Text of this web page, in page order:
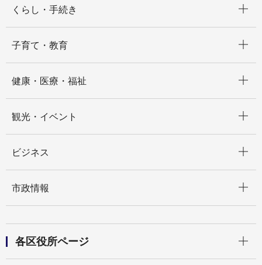
くらし・手続き
子育て・教育
健康・医療・福祉
観光・イベント
ビジネス
市政情報
各区役所ページ